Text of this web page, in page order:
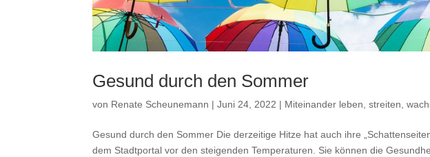
Gesund durch den Sommer
von Renate Scheunemann |Juni 24, 2022 | Miteinander leben, streiten,
Gesund durch den Sommer Die derzeitige Hitze hat auch ihre
dem Stadtportal vor den steigenden Temperaturen. Sie können die